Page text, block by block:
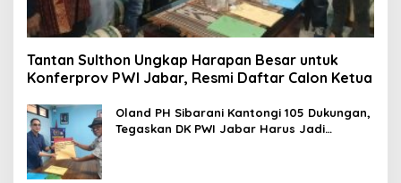
Tantan Sulthon Ungkap Harapan Besar untuk
Konferprov PWI Jabar, Resmi Daftar Calon Ketua
Oland PH Sibarani Kantongi 105 Dukungan,
Tegaskan DK PWI Jabar Harus Jadi